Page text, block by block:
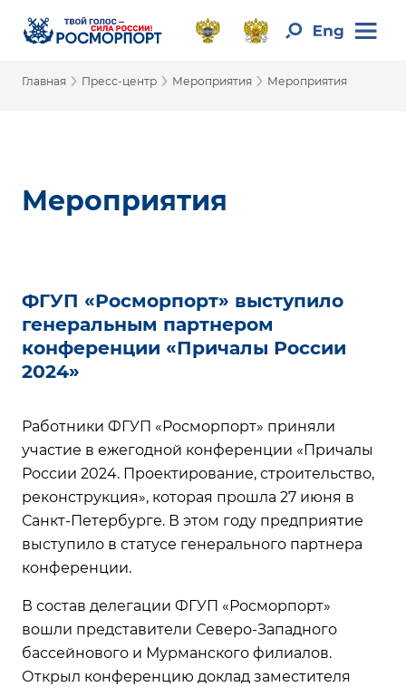
Главная › Пресс-центр › Мероприятия › Мероприятия
Мероприятия
ФГУП «Росморпорт» выступило
генеральным партнером
конференции «Причалы России
2024»
Работники ФГУП «Росморпорт» приняли
участие в ежегодной конференции «Причалы
России 2024. Проектирование, строительство,
реконструкция», которая прошла 27 июня в
Санкт-Петербурге. В этом году предприятие
выступило в статусе генерального партнера
конференции.
В состав делегации ФГУП «Росморпорт»
вошли представители Северо-Западного
бассейнового и Мурманского филиалов.
Открыл конференцию доклад заместителя